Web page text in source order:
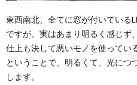
東西南北、全てに窓が付いている
ですが、実はあまり明るく感じず
仕上も決して悪いモノを使ってい
ということで、明るくて、光につ
します。